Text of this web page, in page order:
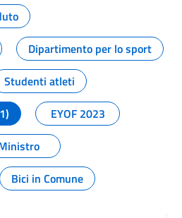
Dipartimento per lo sport
Studenti atleti
EYOF 2023
Bici in Comune